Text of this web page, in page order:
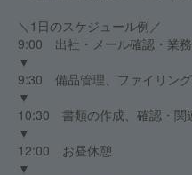
＼1日のスケジュール例／
9:00 出社・メール確認・業
▼
9:30 備品管理、ファイリング
▼
10:30 書類の作成、確認・関
▼
12:00 お昼休憩
▼